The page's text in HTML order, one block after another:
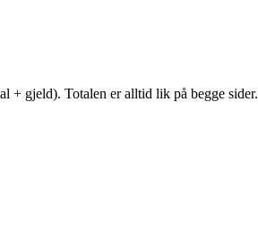
+ gjeld). Totalen er alltid lik på begge sider.